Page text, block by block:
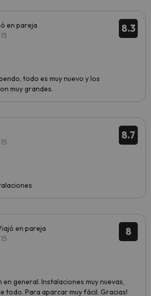
8.3
en pareja
todo es muy nuevo y los
muy grandes.
8.7
8
en pareja
en general. Instalaciones muy nuevas,
todo. Para aparcar muy fácil. Gracias!